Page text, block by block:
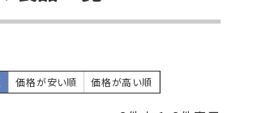
封筒を紙・特徴
封筒印刷
長3窓封筒 長4封筒
価格が安い順 価格が高い順